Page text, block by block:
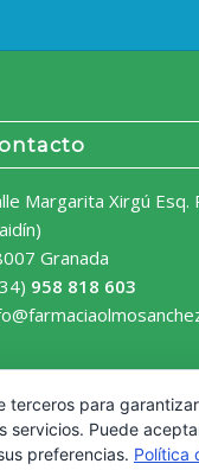
Margarita Xirgú Esq.
Granada
958 818 603
terceros para
servicios. Puede
preferencias. Política